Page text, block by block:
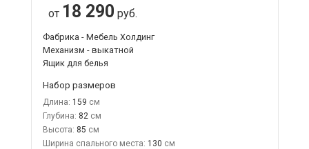
от 18 290 руб.
Фабрика - Мебель Холдинг
Механизм - выкатной
Ящик для белья
Набор размеров
Длина: 159
Глубина: 82
Высота: 85
Ширина спального места: 130